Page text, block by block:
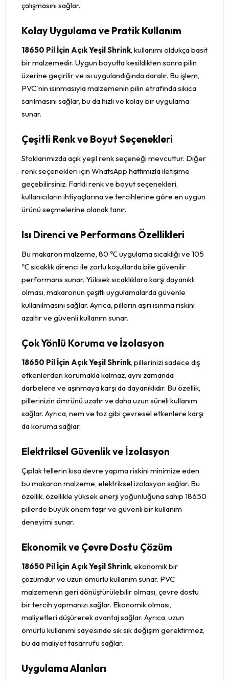
çalışmasını sağlar.
Kolay Uygulama ve Pratik Kullanım
18650 Pil İçin Açık Yeşil Shrink, kullanımı oldukça basit
bir malzemedir. Uygun boyutta kesildikten sonra pilin
üzerine geçirilir ve ısı uygulandığında daralır. Bu işlem,
PVC'nin ısınmasıyla malzemenin pilin etrafında sıkıca
sarılmasını sağlar, bu da hızlı ve kolay bir uygulama
sunar.
Çeşitli Renk ve Boyut Seçenekleri
Stoklarımızda açık yeşil renk seçeneği mevcuttur. Diğer
renk seçenekleri için WhatsApp hattımızla iletişime
geçebilirsiniz. Farklı renk ve boyut seçenekleri,
kullanıcıların ihtiyaçlarına ve tercihlerine göre en uygun
ürünü seçmelerine olanak tanır.
Isı Direnci ve Performans Özellikleri
Bu makaron malzeme, 80 ℃ uygulama sıcaklığı ve 105
℃ sıcaklık direnci ile zorlu koşullarda bile güvenilir
performans sunar. Yüksek sıcaklıklara karşı dayanıklı
olması, makaronun çeşitli uygulamalarda güvenle
kullanılmasını sağlar. Ayrıca, pillerin aşırı ısınma riskini
azaltır ve güvenli kullanım sunar.
Çok Yönlü Koruma ve İzolasyon
18650 Pil İçin Açık Yeşil Shrink, pillerinizi sadece dış
etkenlerden korumakla kalmaz, aynı zamanda
darbelere ve aşınmaya karşı da dayanıklıdır. Bu özellik,
pillerinizin ömrünü uzatır ve daha uzun süreli kullanım
sağlar. Ayrıca, nem ve toz gibi çevresel etkenlere karşı
da koruma sağlar.
Elektriksel Güvenlik ve İzolasyon
Çıplak tellerin kısa devre yapma riskini minimize eden
bu makaron malzeme, elektriksel izolasyon sağlar. Bu
özellik, özellikle yüksek enerji yoğunluğuna sahip 18650
pillerde büyük önem taşır ve güvenli bir kullanım
deneyimi sunar.
Ekonomik ve Çevre Dostu Çözüm
18650 Pil İçin Açık Yeşil Shrink, ekonomik bir
çözümdür ve uzun ömürlü kullanım sunar. PVC
malzemenin geri dönüştürülebilir olması, çevre dostu
bir tercih yapmanızı sağlar. Ekonomik olması,
maliyetleri düşürerek avantaj sağlar. Ayrıca, uzun
ömürlü kullanımı sayesinde sık sık değişim gerektirmez,
bu da maliyet tasarrufu sağlar.
Uygulama Alanları